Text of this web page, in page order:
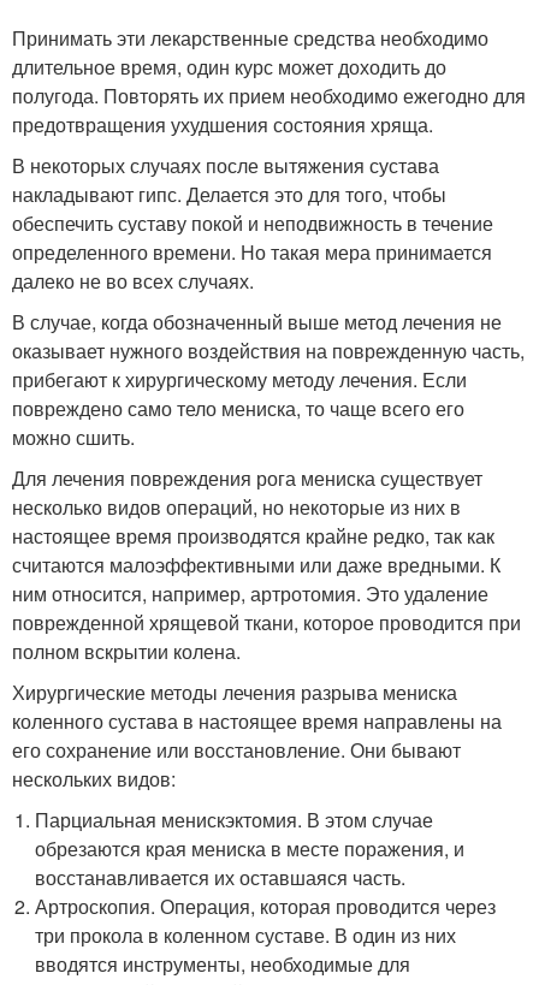
Принимать эти лекарственные средства необходимо
длительное время, один курс может доходить до
полугода. Повторять их прием необходимо ежегодно для
предотвращения ухудшения состояния хряща.
В некоторых случаях после вытяжения сустава
накладывают гипс. Делается это для того, чтобы
обеспечить суставу покой и неподвижность в течение
определенного времени. Но такая мера принимается
далеко не во всех случаях.
В случае, когда обозначенный выше метод лечения не
оказывает нужного воздействия на поврежденную часть,
прибегают к хирургическому методу лечения. Если
повреждено само тело мениска, то чаще всего его
можно сшить.
Для лечения повреждения рога мениска существует
несколько видов операций, но некоторые из них в
настоящее время производятся крайне редко, так как
считаются малоэффективными или даже вредными. К
ним относится, например, артротомия. Это удаление
поврежденной хрящевой ткани, которое проводится при
полном вскрытии колена.
Хирургические методы лечения разрыва мениска
коленного сустава в настоящее время направлены на
его сохранение или восстановление. Они бывают
нескольких видов:
Парциальная менискэктомия. В этом случае
обрезаются края мениска в месте поражения, и
восстанавливается их оставшаяся часть.
Артроскопия. Операция, которая проводится через
три прокола в коленном суставе. В один из них
вводятся инструменты, необходимые для